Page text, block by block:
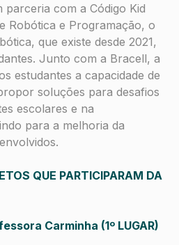
parceria com a Código Kid
Robótica e Programação, o
que existe desde 2021,
Junto com a Bracell, a
estudantes a capacidade de
soluções para desafios
escolares e na
para a melhoria da
QUE PARTICIPARAM DA
Carminha (1º LUGAR)